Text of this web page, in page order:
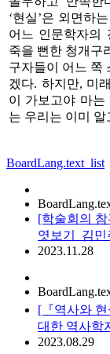
‘현실’은 외면하
어느 인문학자의
죽을 뻔한 청개구
구자들이 어느 쪽
겠다. 하지만, 미
이 가보고야 마는
는 우리는 이미 알
BoardLang.text_list
[학술회의
엿보기_김민
2023.11.28
[『역사와 현
대한 역사학
2023.08.29